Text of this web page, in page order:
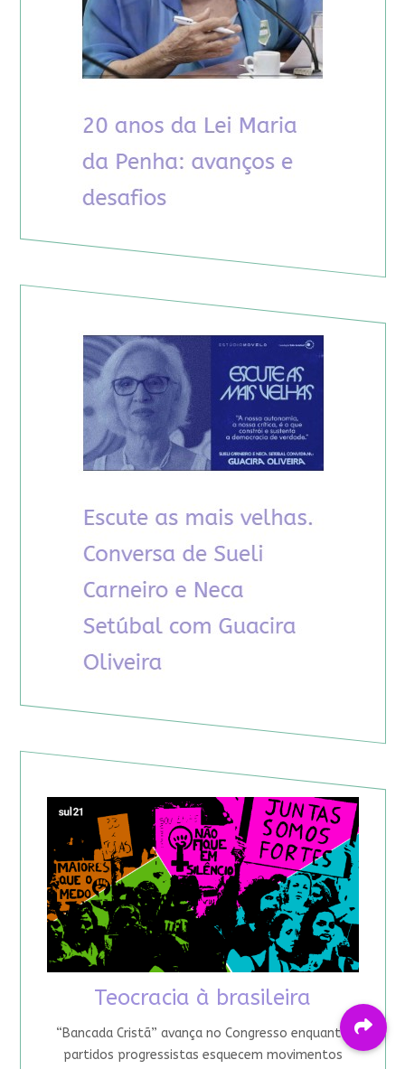
Teocracia à brasileira
“Bancada Cristã” avança no Congresso enquanto
partidos progressistas esquecem movimentos